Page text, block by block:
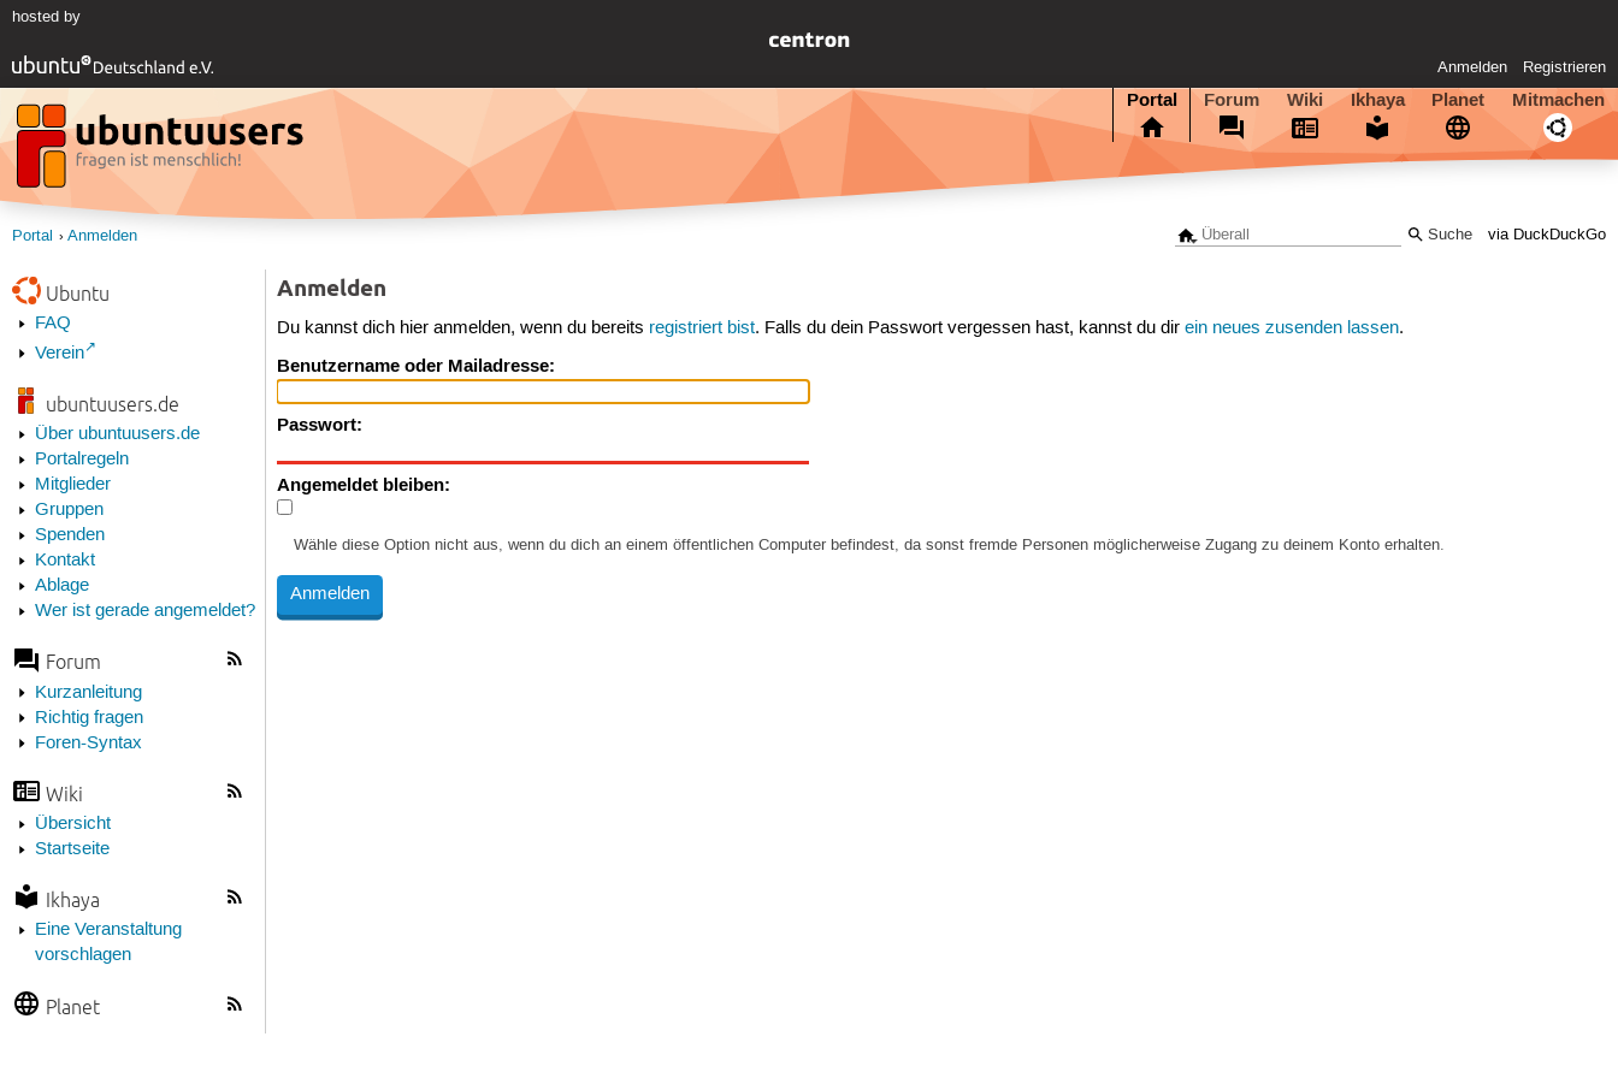
hosted by
Anmelden Registrieren
Portal Forum Wiki Ikhaya Planet Mitmachen
via DuckDuckGo
Portal Anmelden
Ubuntu
FAQ
Verein
ubuntuusers.de
Über ubuntuusers.de
Portalregeln
Mitglieder
Gruppen
Spenden
Kontakt
Ablage
Wer ist gerade angemeldet?
Forum
Kurzanleitung
Richtig fragen
Foren-Syntax
Wiki
Übersicht
Startseite
Ikhaya
Eine Veranstaltung
vorschlagen
Planet
Anmelden
Du kannst dich hier anmelden, wenn du bereits registriert bist. Falls du dein Passwort vergessen hast, kannst du direin neues zusenden lassen.
Benutzername oder Mailadresse:
Passwort:
Angemeldet bleiben:
Wähle diese Option nicht aus, wenn du dich an einem öffentlichen Computer befindest, da sonst fremde Personen möglicherweise Zugang zu deinem Konto erhalten.